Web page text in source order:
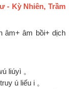
- Kỳ Nhiên, Trầm
âm+ âm bồi+ dịch
liúyì 。
ú liếu i 。